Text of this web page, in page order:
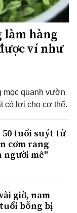
làm hàng
ví như
mọc quanh vườn
có lợi cho cơ thể.
50 tuổi suýt tử
cơm rang
người mê"
giờ, nam
bỗng bị